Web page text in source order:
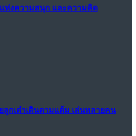
แห่งความสนุก และความคิด
ลูกเต๋าเดินตามแต้ม เล่นหลายคน